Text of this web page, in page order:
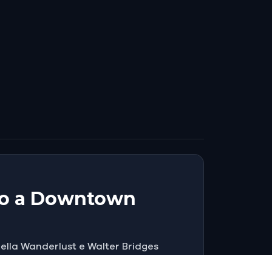
a Downtown
Wanderlust e Walter Bridges